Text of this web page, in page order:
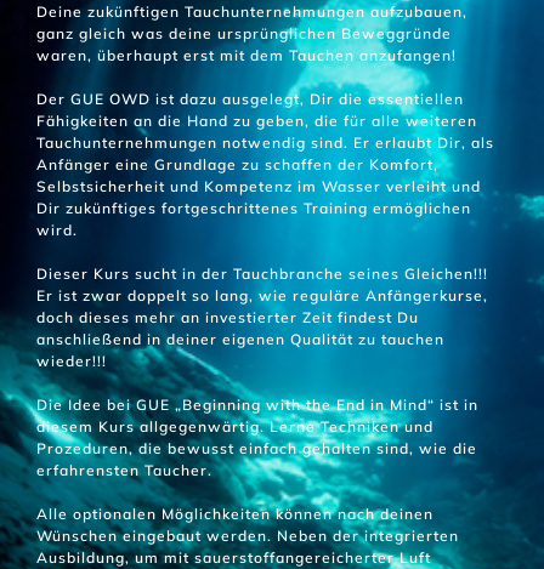
Deine zukünftigen Tauchunternehmungen aufzubauen,
ganz gleich was deine ursprünglichen Beweggründe
waren, überhaupt erst mit dem Tauchen anzufangen!
Der GUE OWD ist dazu ausgelegt, Dir die essentiellen
Fähigkeiten an die Hand zu geben, die für alle weiteren
Tauchunternehmungen notwendig sind. Er erlaubt Dir, als
Anfänger eine Grundlage zu schaffen der Komfort,
Selbstsicherheit und Kompetenz im Wasser verleiht und
Dir zukünftiges fortgeschrittenes Training ermöglichen
wird.
Dieser Kurs sucht in der Tauchbranche seines Gleichen!!!
Er ist zwar doppelt so lang, wie reguläre Anfängerkurse,
doch dieses mehr an investierter Zeit findest Du
anschließend in deiner eigenen Qualität zu tauchen
wieder!!!
Die Idee bei GUE „Beginning with the End in Mind“ ist in
diesem Kurs allgegenwärtig. Lerne Techniken und
Prozeduren, die bewusst einfach gehalten sind, wie die
erfahrensten Taucher.
Alle optionalen Möglichkeiten können nach deinen
Wünschen eingebaut werden. Neben der integrierten
Ausbildung, um mit sauerstoffangereicherter Luft